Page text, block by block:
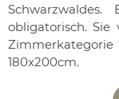
obligatorisch.
Zimmerkategorie
180x200cm.